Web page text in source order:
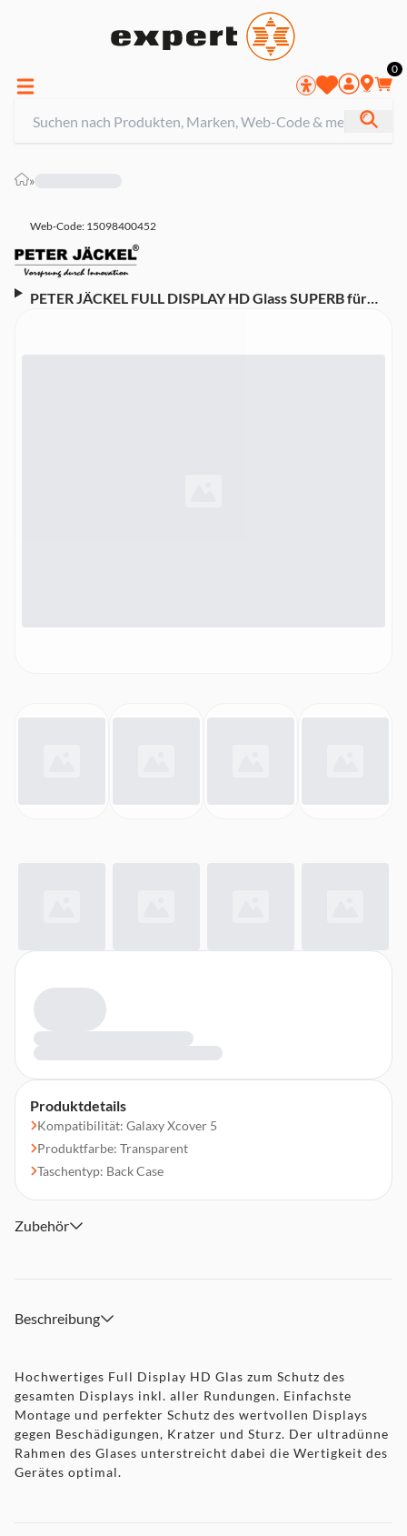
0
»
Web-Code: 15098400452
PETER JÄCKEL FULL DISPLAY HD Glass SUPERB für
Produktdetails
Kompatibilität: Galaxy Xcover 5
Produktfarbe: Transparent
Taschentyp: Back Case
Zubehör
Beschreibung
Hochwertiges Full Display HD Glas zum Schutz des
gesamten Displays inkl. aller Rundungen. Einfachste
Montage und perfekter Schutz des wertvollen Displays
gegen Beschädigungen, Kratzer und Sturz. Der ultradünne
Rahmen des Glases unterstreicht dabei die Wertigkeit des
Gerätes optimal.